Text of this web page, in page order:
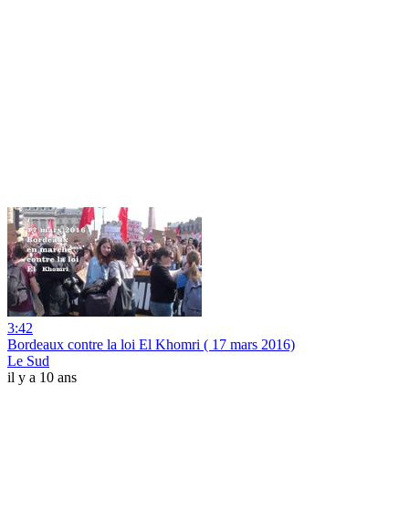
3:42
Bordeaux contre la loi El Khomri ( 17 mars 2016)
Le Sud
il y a 10 ans